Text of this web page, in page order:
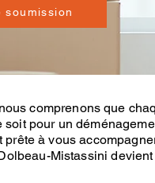
soumission
comprenons que
soit pour un
prête à vous
Mistassini